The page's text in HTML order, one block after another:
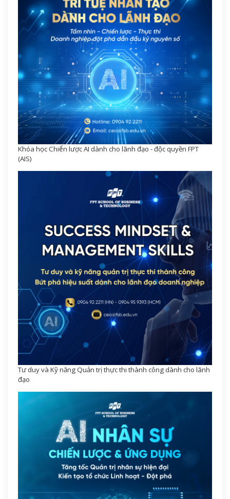
Khóa học Chiến lược AI dành cho lãnh đạo - độc quyền FPT
(AIS)
Tư duy và Kỹ năng Quản trị thực thi thành công dành cho lãnh
đạo